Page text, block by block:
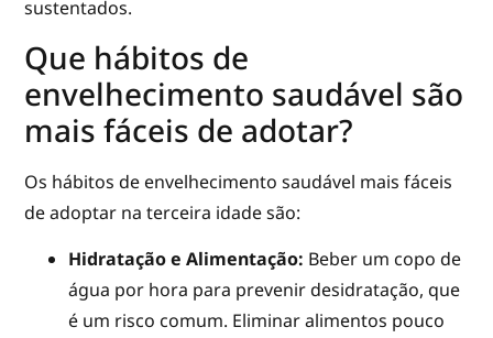
sustentados.
Que hábitos de
envelhecimento saudável são
mais fáceis de adotar?
Os hábitos de envelhecimento saudável mais fáceis
de adoptar na terceira idade são:
Hidratação e Alimentação: Beber um copo de
água por hora para prevenir desidratação, que
é um risco comum. Eliminar alimentos pouco